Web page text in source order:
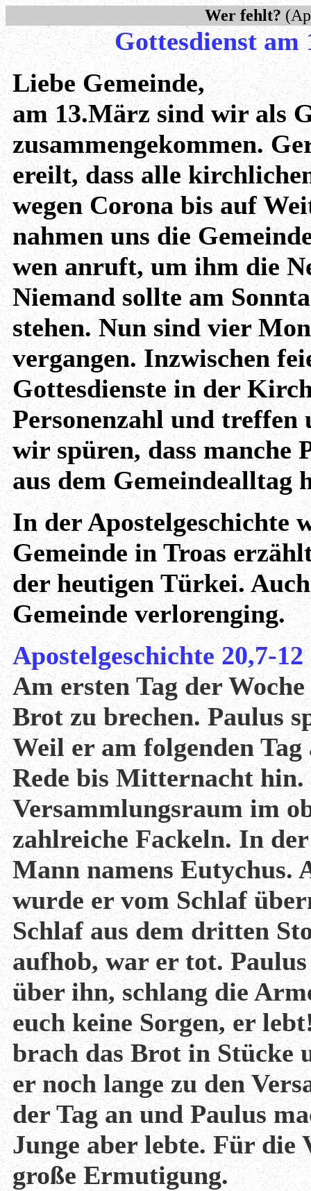
Wer fehlt?
Gottesdienst am
Liebe Gemeinde,
am 13.März sind wir als
zusammengekommen.
ereilt, dass alle
wegen Corona bis auf
nahmen uns die
wen anruft, um ihm die
Niemand sollte am
stehen. Nun sind vier
vergangen. Inzwischen
Gottesdienste in der
Personenzahl und
wir spüren, dass manche
aus dem Gemeindealltag
In der Apostelgeschichte
Gemeinde in Troas
der heutigen Türkei.
Gemeinde verlorenging.
Apostelgeschichte 20,7-12
Am ersten Tag der
Brot zu brechen. Paulus
Weil er am folgenden
Rede bis Mitternacht hin.
Versammlungsraum im
zahlreiche Fackeln. In
Mann namens Eutychus.
wurde er vom Schlaf
Schlaf aus dem dritten
aufhob, war er tot.
über ihn, schlang die
euch keine Sorgen, er
brach das Brot in Stücke
er noch lange zu den
der Tag an und Paulus
Junge aber lebte. Für die
große Ermutigung.